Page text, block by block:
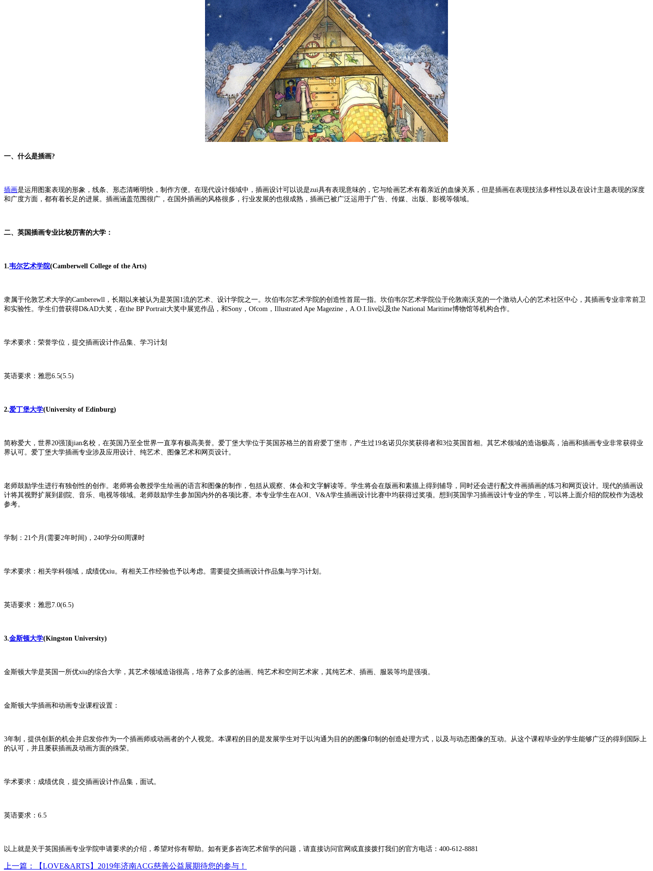
一、什么是插画?
插画是运用图案表现的形象，线条、形态清晰明快，制作方便。在现代设计领域中，插画设计可以说是zui具有表现意味的，它与绘画艺术有着亲近的血缘关系，但是插画在表现技法多样性以及在设计主题表现的深度
和广度方面，都有着长足的进展。插画涵盖范围很广，在国外插画的风格很多，行业发展的也很成熟，插画已被广泛运用于广告、传媒、出版、影视等领域。
二、英国插画专业比较厉害的大学：
1.韦尔艺术学院(Camberwell College of the Arts)
隶属于伦敦艺术大学的Camberewll，长期以来被认为是英国1流的艺术、设计学院之一。坎伯韦尔艺术学院的创造性首屈一指。坎伯韦尔艺术学院位于伦敦南沃克的一个激动人心的艺术社区中心，其插画专业非常前卫
和实验性。学生们曾获得D&AD大奖，在the BP Portrait大奖中展览作品，和Sony，Ofcom，Illustrated Ape Magezine，A.O.I.live以及the National Maritime博物馆等机构合作。
学术要求：荣誉学位，提交插画设计作品集、学习计划
英语要求：雅思6.5(5.5)
2.爱丁堡大学(University of Edinburg)
简称爱大，世界20强顶jian名校，在英国乃至全世界一直享有极高美誉。爱丁堡大学位于英国苏格兰的首府爱丁堡市，产生过19名诺贝尔奖获得者和3位英国首相。其艺术领域的造诣极高，油画和插画专业非常获得业
界认可。爱丁堡大学插画专业涉及应用设计、纯艺术、图像艺术和网页设计。
老师鼓励学生进行有独创性的创作。老师将会教授学生绘画的语言和图像的制作，包括从观察、体会和文字解读等。学生将会在版画和素描上得到辅导，同时还会进行配文件画插画的练习和网页设计。现代的插画设
计将其视野扩展到剧院、音乐、电视等领域。老师鼓励学生参加国内外的各项比赛。本专业学生在AOI、V&A学生插画设计比赛中均获得过奖项。想到英国学习插画设计专业的学生，可以将上面介绍的院校作为选校
参考。
学制：21个月(需要2年时间)，240学分60周课时
学术要求：相关学科领域，成绩优xiu。有相关工作经验也予以考虑。需要提交插画设计作品集与学习计划。
英语要求：雅思7.0(6.5)
3.金斯顿大学(Kingston University)
金斯顿大学是英国一所优xiu的综合大学，其艺术领域造诣很高，培养了众多的油画、纯艺术和空间艺术家，其纯艺术、插画、服装等均是强项。
金斯顿大学插画和动画专业课程设置：
3年制，提供创新的机会并启发你作为一个插画师或动画者的个人视觉。本课程的目的是发展学生对于以沟通为目的的图像印制的创造处理方式，以及与动态图像的互动。从这个课程毕业的学生能够广泛的得到国际上
的认可，并且屡获插画及动画方面的殊荣。
学术要求：成绩优良，提交插画设计作品集，面试。
英语要求：6.5
以上就是关于英国插画专业学院申请要求的介绍，希望对你有帮助。如有更多咨询艺术留学的问题，请直接访问官网或直接拨打我们的官方电话：400-612-8881
上一篇：【LOVE&ARTS】2019年济南ACG慈善公益展期待您的参与！